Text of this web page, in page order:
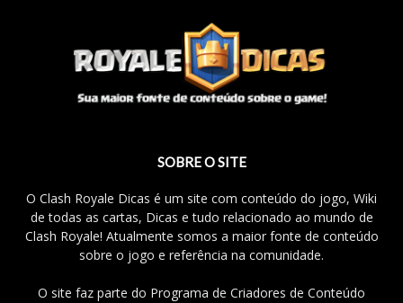
SOBRE O SITE
O Clash Royale Dicas é um site com conteúdo do jogo, Wiki
de todas as cartas, Dicas e tudo relacionado ao mundo de
Clash Royale! Atualmente somos a maior fonte de conteúdo
sobre o jogo e referência na comunidade.
O site faz parte do Programa de Criadores de Conteúdo